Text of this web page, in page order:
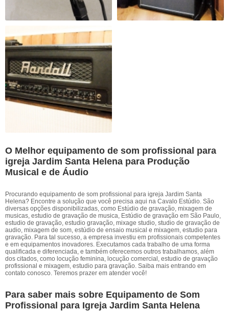
O Melhor equipamento de som profissional para
igreja Jardim Santa Helena para Produção
Musical e de Áudio
Procurando equipamento de som profissional para igreja Jardim Santa
Helena? Encontre a solução que você precisa aqui na Cavalo Estúdio. São
diversas opções disponibilizadas, como Estúdio de gravação, mixagem de
musicas, estudio de gravação de musica, Estúdio de gravação em São Paulo,
estudio de gravação, estudio gravação, mixage studio, studio de gravação de
audio, mixagem de som, estúdio de ensaio musical e mixagem, estudio para
gravação. Para tal sucesso, a empresa investiu em profissionais competentes
e em equipamentos inovadores. Executamos cada trabalho de uma forma
qualificada e diferenciada, e também oferecemos outros trabalhamos, além
dos citados, como locução feminina, locução comercial, estudio de gravação
profissional e mixagem, estudio para gravação. Saiba mais entrando em
contato conosco. Teremos prazer em atender você!
Para saber mais sobre Equipamento de Som
Profissional para Igreja Jardim Santa Helena